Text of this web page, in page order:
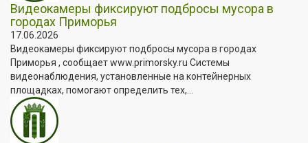
Видеокамеры фиксируют подбросы мусора в
городах Приморья
17.06.2026
Видеокамеры фиксируют подбросы мусора в городах
Приморья , сообщает www.primorsky.ru Системы
видеонаблюдения, установленные на контейнерных
площадках, помогают определить тех,...